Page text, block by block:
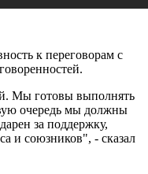
к переговорам с
Мы готовы выполнять
очередь мы должны
за поддержку,
и союзников", - сказал